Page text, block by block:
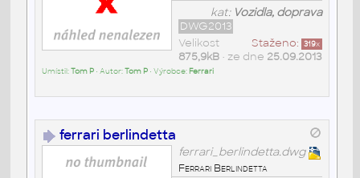
kat: Vozidla, doprava
DWG2013
Staženo: 319x
Velikost
875,9kB• ze dne 25.09.2013
Umístil:Tom P• Autor:Tom P• Výrobce: Ferrari
ferrari berlindetta
ferrari_berlindetta.dwg
Ferrari Berlindetta